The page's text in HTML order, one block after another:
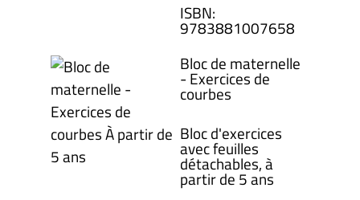
ISBN:
9783881007658
Bloc de maternelle
- Exercices de
courbes
Bloc d'exercices
avec feuilles
détachables, à
partir de 5 ans